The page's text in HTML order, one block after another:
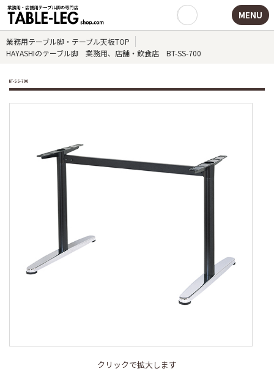
MENU
業務用テーブル脚・テーブル天板TOP
HAYASHIのテーブル脚 業務用、店舗・飲食店 BT-SS-700
BT-SS-700
クリックで拡大します